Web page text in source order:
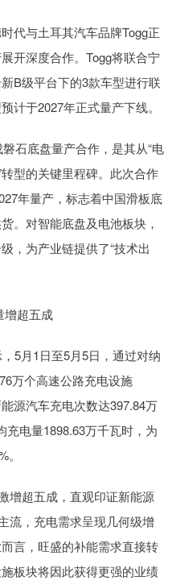
代与土耳其汽车品牌Togg正
开深度合作。Togg将联合宁
B级平台下的3款车型进行联
计于2027年正式量产下线。
石底盘量产合作，是其从“电
型的关键里程碑。此次合作
年量产，标志着中国滑板底
。对智能底盘及电池板块，
，为产业链提供了“技术出
增超五成
5月1日至5月5日，通过对纳
万个高速公路充电设施
源汽车充电次数达397.84万
充电量1898.63万千瓦时，为
增超五成，直观印证新能源
流，充电需求呈现几何级增
言，旺盛的补能需求直接转
板块将因此获得更强的业绩